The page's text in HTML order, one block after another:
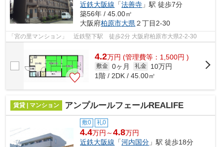
近鉄大阪線 「法善寺 」駅 徒歩7分
築56年 / 45.00㎡
大阪府柏原市大県２丁目2-30
「宮の里マンション」 近鉄堅下駅 徒歩2分 大阪府柏原市大県2-2-30
4.2万円 (管理費等：1,500円 )
敷金 0ヶ月 礼金
10万円
1階 / 2DK / 45.00㎡
賃貸 | マンション アンプルールフェールREALIFE
敷0 礼0
4.4万円～4.8万円
近鉄大阪線 「河内国分 」駅 徒歩18分